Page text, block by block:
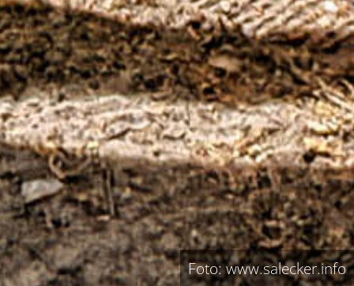
Foto: www.salecker.info